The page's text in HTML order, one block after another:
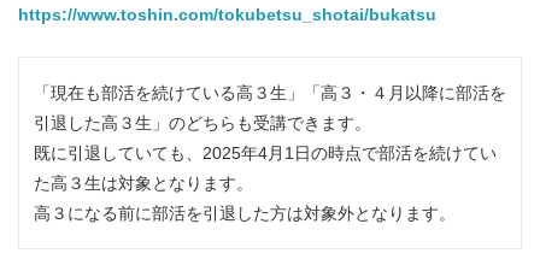
https://www.toshin.com/tokubetsu_shotai/bukatsu
「現在も部活を続けている高３生」「高３・４月以降に部活を
引退した高３生」のどちらも受講できます。
既に引退していても、2025年4月1日の時点で部活を続けてい
た高３生は対象となります。
高３になる前に部活を引退した方は対象外となります。